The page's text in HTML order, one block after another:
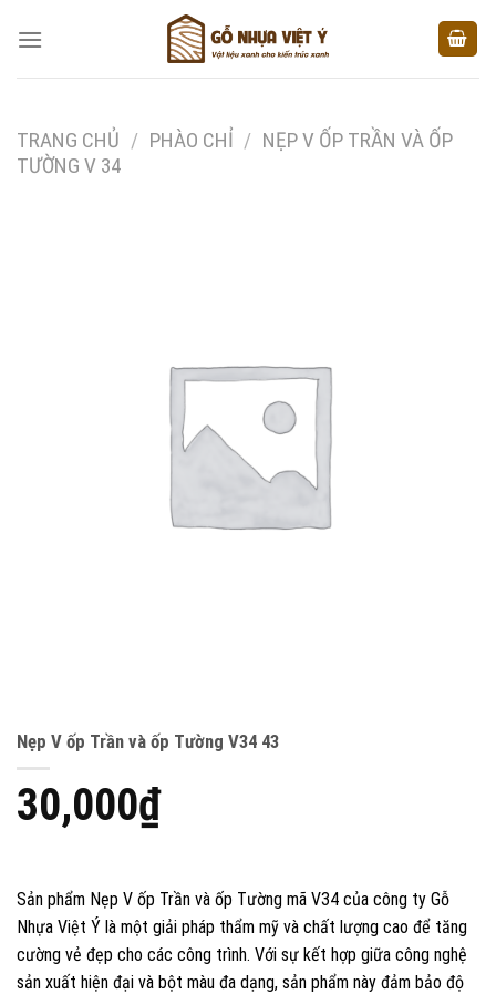
TRANG CHỦ / PHÀO CHỈ / NẸP V ỐP TRẦN VÀ ỐP
TƯỜNG V 34
Nẹp V ốp Trần và ốp Tường V34 43
30,000₫
Sản phẩm Nẹp V ốp Trần và ốp Tường mã V34 của công ty Gỗ
Nhựa Việt Ý là một giải pháp thẩm mỹ và chất lượng cao để tăng
cường vẻ đẹp cho các công trình. Với sự kết hợp giữa công nghệ
sản xuất hiện đại và bột màu đa dạng, sản phẩm này đảm bảo độ